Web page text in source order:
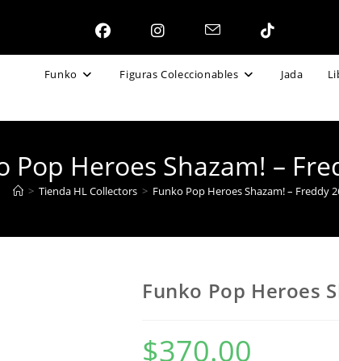
Funko Figuras Coleccionables Jada
Pop Heroes Shazam! –
> Tienda HL Collectors > Funko Pop Heroes Shazam! – Freddy
Funko Pop Heroes
$370.00